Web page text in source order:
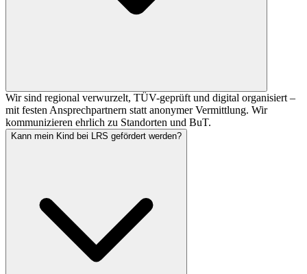
Wir sind regional verwurzelt, TÜV-geprüft und digital organisiert –
mit festen Ansprechpartnern statt anonymer Vermittlung. Wir
kommunizieren ehrlich zu Standorten und BuT.
Kann mein Kind bei LRS gefördert werden?